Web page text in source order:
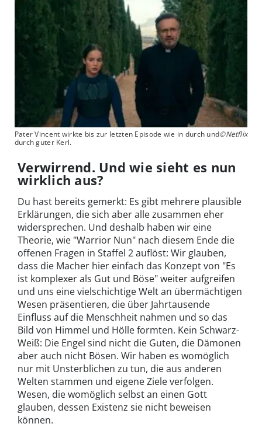
Pater Vincent wirkte bis zur letzten Episode wie in durch und
durch guter Kerl.
©Netflix
Verwirrend. Und wie sieht es nun
wirklich aus?
Du hast bereits gemerkt: Es gibt mehrere plausible
Erklärungen, die sich aber alle zusammen eher
widersprechen. Und deshalb haben wir eine
Theorie, wie "Warrior Nun" nach diesem Ende die
offenen Fragen in Staffel 2 auflöst: Wir glauben,
dass die Macher hier einfach das Konzept von "Es
ist komplexer als Gut und Böse" weiter aufgreifen
und uns eine vielschichtige Welt an übermächtigen
Wesen präsentieren, die über Jahrtausende
Einfluss auf die Menschheit nahmen und so das
Bild von Himmel und Hölle formten. Kein Schwarz-
Weiß: Die Engel sind nicht die Guten, die Dämonen
aber auch nicht Bösen. Wir haben es womöglich
nur mit Unsterblichen zu tun, die aus anderen
Welten stammen und eigene Ziele verfolgen.
Wesen, die womöglich selbst an einen Gott
glauben, dessen Existenz sie nicht beweisen
können.